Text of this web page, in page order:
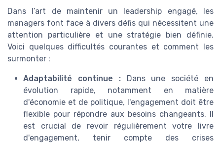
Dans l’art de maintenir un leadership engagé, les
managers font face à divers défis qui nécessitent une
attention particulière et une stratégie bien définie.
Voici quelques difficultés courantes et comment les
surmonter :
Adaptabilité continue :Dans une société en
évolution rapide, notamment en matière
d'économie et de politique, l'engagement doit être
flexible pour répondre aux besoins changeants. Il
est crucial de revoir régulièrement votre livre
d'engagement, tenir compte des crises